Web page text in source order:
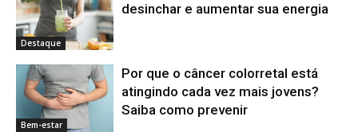
Destaque
desinchar e aumentar sua energia
Bem-estar
Por que o câncer colorretal está
atingindo cada vez mais jovens?
Saiba como prevenir